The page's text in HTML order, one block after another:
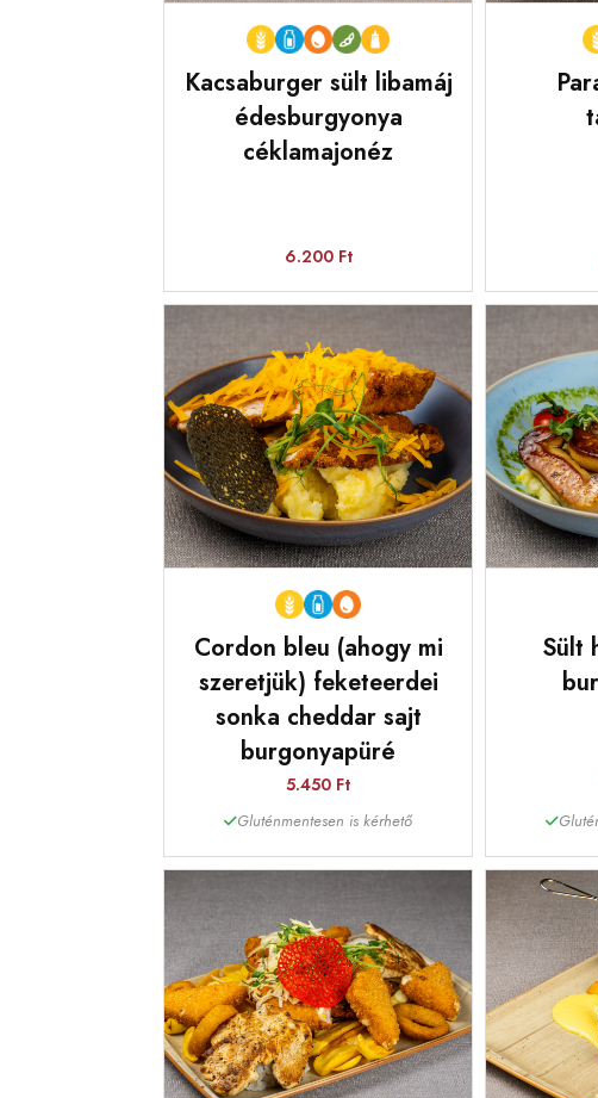
Kacsaburger sült libamáj
édesburgyonya
céklamajonéz
6.200 Ft
Cordon bleu (ahogy mi
szeretjük) feketeerdei
sonka cheddar sajt
burgonyapüré
5.450 Ft
Gluténmentesen is kérhető
Sült